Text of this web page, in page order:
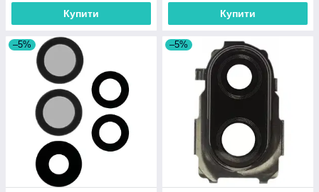
Купити Купити
–5% –5%